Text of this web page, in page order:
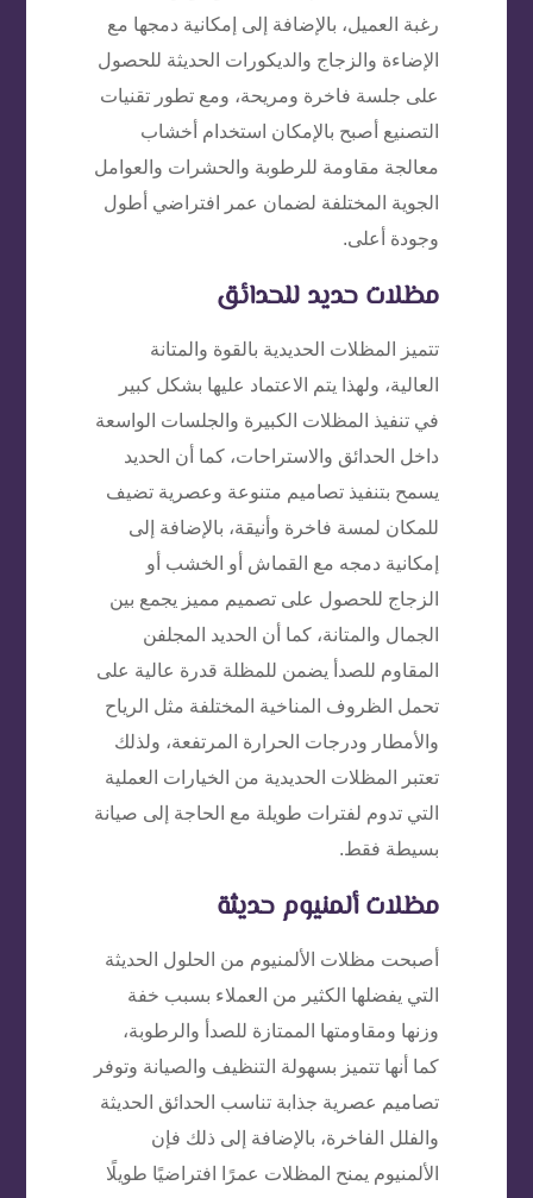
رغبة العميل، بالإضافة إلى إمكانية دمجها مع
الإضاءة والزجاج والديكورات الحديثة للحصول
على جلسة فاخرة ومريحة، ومع تطور تقنيات
التصنيع أصبح بالإمكان استخدام أخشاب
معالجة مقاومة للرطوبة والحشرات والعوامل
الجوية المختلفة لضمان عمر افتراضي أطول
وجودة أعلى.
مظلات حديد للحدائق
تتميز المظلات الحديدية بالقوة والمتانة
العالية، ولهذا يتم الاعتماد عليها بشكل كبير
في تنفيذ المظلات الكبيرة والجلسات الواسعة
داخل الحدائق والاستراحات، كما أن الحديد
يسمح بتنفيذ تصاميم متنوعة وعصرية تضيف
للمكان لمسة فاخرة وأنيقة، بالإضافة إلى
إمكانية دمجه مع القماش أو الخشب أو
الزجاج للحصول على تصميم مميز يجمع بين
الجمال والمتانة، كما أن الحديد المجلفن
المقاوم للصدأ يضمن للمظلة قدرة عالية على
تحمل الظروف المناخية المختلفة مثل الرياح
والأمطار ودرجات الحرارة المرتفعة، ولذلك
تعتبر المظلات الحديدية من الخيارات العملية
التي تدوم لفترات طويلة مع الحاجة إلى صيانة
بسيطة فقط.
مظلات ألمنيوم حديثة
أصبحت مظلات الألمنيوم من الحلول الحديثة
التي يفضلها الكثير من العملاء بسبب خفة
وزنها ومقاومتها الممتازة للصدأ والرطوبة،
كما أنها تتميز بسهولة التنظيف والصيانة وتوفر
تصاميم عصرية جذابة تناسب الحدائق الحديثة
والفلل الفاخرة، بالإضافة إلى ذلك فإن
الألمنيوم يمنح المظلات عمرًا افتراضيًا طويلًا